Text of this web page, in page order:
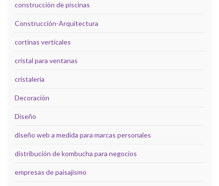
construcción de piscinas
Construcción-Arquitectura
cortinas verticales
cristal para ventanas
cristalería
Decoración
Diseño
diseño web a medida para marcas personales
distribución de kombucha para negocios
empresas de paisajismo